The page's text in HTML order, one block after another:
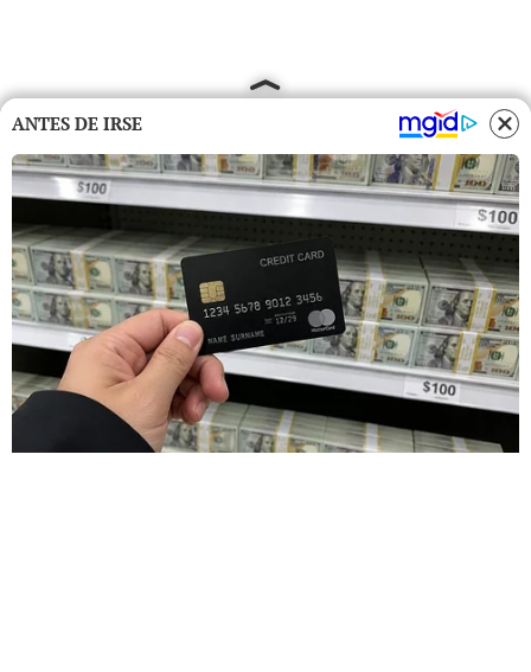
ANTES DE IRSE